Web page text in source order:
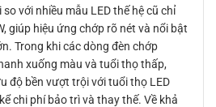
với nhiều mẫu LED thế hệ cũ chỉ
giúp hiệu ứng chớp rõ nét và nổi bật
Trong khi các dòng đèn chớp
xuống màu và tuổi thọ thấp,
độ bền vượt trội với tuổi thọ LED
chi phí bảo trì và thay thế. Về khả